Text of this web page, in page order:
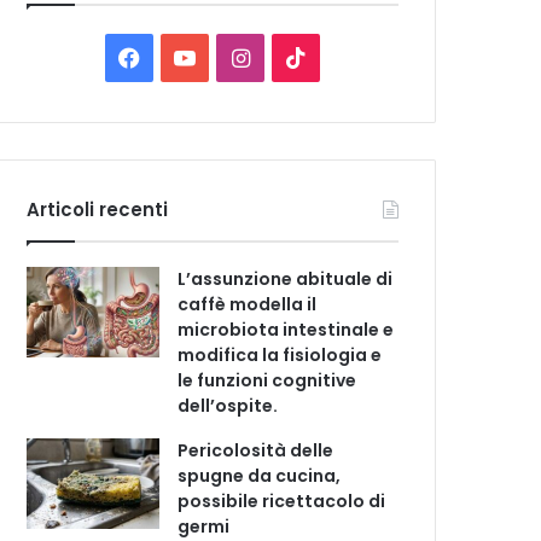
o
e
c
e
b
o
o
u
u
b
e
I
s
a
g
r
a
m
k
o
k
Articoli recenti
L’assunzione abituale di
caffè modella il
microbiota intestinale e
modifica la fisiologia e
le funzioni cognitive
dell’ospite.
Pericolosità delle
spugne da cucina,
possibile ricettacolo di
germi